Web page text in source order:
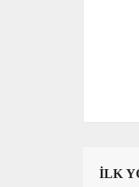
İLK